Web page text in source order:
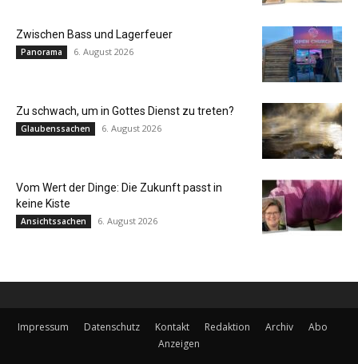
Zwischen Bass und Lagerfeuer
Panorama 6. August 2026
Zu schwach, um in Gottes Dienst zu treten?
Glaubenssachen 6. August 2026
Vom Wert der Dinge: Die Zukunft passt in
keine Kiste
Ansichtssachen 6. August 2026
Impressum Datenschutz Kontakt Redaktion Archiv
Abo
Anzeigen